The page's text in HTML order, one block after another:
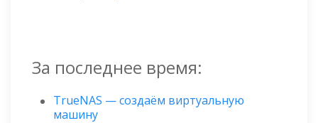
За последнее время:
TrueNAS — создаём виртуальную
машину